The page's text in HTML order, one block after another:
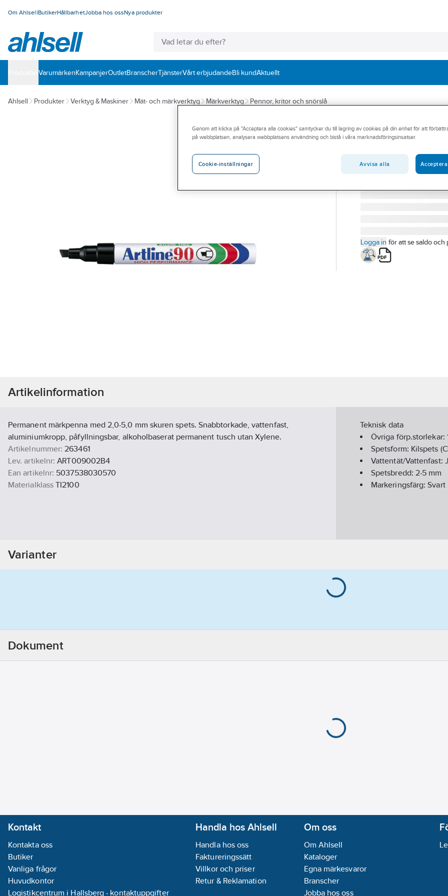
Om AhlsellButikerHållbarhetJobba hos ossNya produkter
VarumärkenKampanjerOutletBranscherTjänsterVårt erbjudandeBli kundAktuellt
Ahlsell Produkter Verktyg & Maskiner Mät- och märkverktyg Märkverktyg Pennor, kritor och snörslå
ARTLINE
Märkpenna
MÄRKPENNA ARTLINE
Artikelnummer:
263461
Logga in för att se saldo och
Artikelinformation
Permanent märkpenna med 2,0-5,0 mm skuren spets. Snabbtorkade, vattenfast,
aluminiumkropp, påfyllningsbar, alkoholbaserat permanent tusch utan Xylene.
Artikelnummer: 263461
Lev. artikelnr: ART009002B4
Ean artikelnr: 5037538030570
Materialklass TI2100
Teknisk data
Övriga förp.storlekar:
Spetsform: Kilspets
Vattentät/Vattenfast:
Spetsbredd: 2-5 mm
Markeringsfärg:Svart
Varianter
Dokument
Kontakt
Kontakta oss
Butiker
Vanliga frågor
Huvudkontor
Logistikcentrum i Hallsberg - kontaktuppgifter
Handla hos Ahlsell
Handla hos oss
Faktureringssätt
Villkor och priser
Retur & Reklamation
Om oss
Om Ahlsell
Kataloger
Egna märkesvaror
Branscher
Jobba hos oss
Genom att klicka på "Acceptera alla cookies" samtycker du till lagring av cookies på din enhet för att
på webbplatsen, analysera webbplatsens användning och bistå i våra marknadsföringsinsatser.
Cookie-inställningar Avvisa alla